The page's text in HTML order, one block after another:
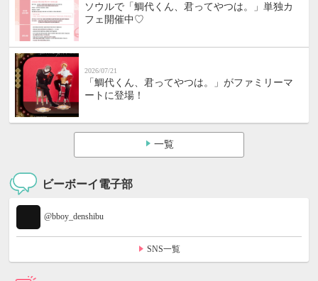
ソウルで「鯛代くん、君ってやつは。」単独カ
フェ開催中♡
2026/07/21
「鯛代くん、君ってやつは。」がファミリーマ
ートに登場！
一覧
ビーボーイ電子部
@bboy_denshibu
SNS一覧